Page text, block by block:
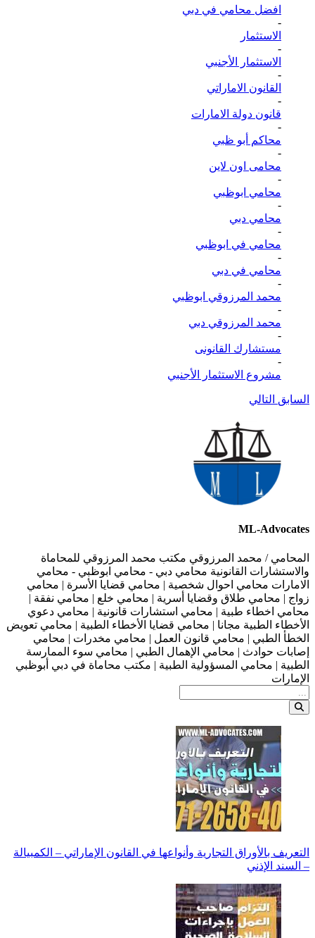
افضل محامي في دبي
-
الاستثمار
-
الاستثمار الأجنبي
-
القانون الاماراتي
-
قانون دولة الامارات
-
محاكم أبو ظبي
-
محامى اون لاين
-
محامي ابوظبي
-
محامي دبي
-
محامي في ابوظبي
-
محامي في دبي
-
محمد المرزوقي ابوظبي
-
محمد المرزوقي دبي
-
مستشارك القانونى
-
مشروع الاستثمار الأجنبي
السابق التالي
ML-Advocates
المحامي / محمد المرزوقي مكتب محمد المرزوقي للمحاماة
والاستشارات القانونية محامي دبي - محامي ابوظبي - محامي
الامارات محامي احوال شخصية | محامي قضايا الأسرة | محامي
زواج | محامي طلاق وقضايا أسرية | محامي خلع | محامي نفقة |
محامي اخطاء طبية | محامي استشارات قانونية | محامي دعوي
الأخطاء الطبية مجانا | محامي قضايا الأخطاء الطبية | محامي تعويض
الخطأ الطبي | محامي قانون العمل | محامي مخدرات | محامي
إصابات حوادث | محامي الإهمال الطبي | محامي سوء الممارسة
الطبية | محامي المسؤولية الطبية | مكتب محاماة في دبي أبوظبي
الإمارات
التعريف بالأوراق التجارية وأنواعها في القانون الإماراتي – الكمبيالة
– السند الإذني